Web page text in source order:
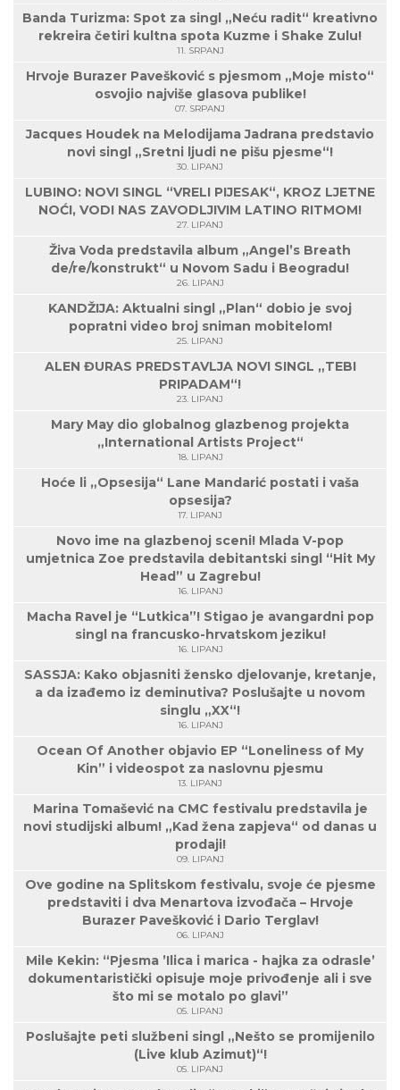
Banda Turizma: Spot za singl „Neću radit“ kreativno
rekreira četiri kultna spota Kuzme i Shake Zulu!
11. SRPANJ
Hrvoje Burazer Pavešković s pjesmom „Moje misto“
osvojio najviše glasova publike!
07. SRPANJ
Jacques Houdek na Melodijama Jadrana predstavio
novi singl „Sretni ljudi ne pišu pjesme“!
30. LIPANJ
LUBINO: NOVI SINGL “VRELI PIJESAK“, KROZ LJETNE
NOĆI, VODI NAS ZAVODLJIVIM LATINO RITMOM!
27. LIPANJ
Živa Voda predstavila album „Angel’s Breath
de/re/konstrukt“ u Novom Sadu i Beogradu!
26. LIPANJ
KANDŽIJA: Aktualni singl „Plan“ dobio je svoj
popratni video broj sniman mobitelom!
25. LIPANJ
ALEN ĐURAS PREDSTAVLJA NOVI SINGL „TEBI
PRIPADAM“!
23. LIPANJ
Mary May dio globalnog glazbenog projekta
„International Artists Project“
18. LIPANJ
Hoće li „Opsesija“ Lane Mandarić postati i vaša
opsesija?
17. LIPANJ
Novo ime na glazbenoj sceni! Mlada V-pop
umjetnica Zoe predstavila debitantski singl “Hit My
Head” u Zagrebu!
16. LIPANJ
Macha Ravel je “Lutkica”! Stigao je avangardni pop
singl na francusko-hrvatskom jeziku!
16. LIPANJ
SASSJA: Kako objasniti žensko djelovanje, kretanje,
a da izađemo iz deminutiva? Poslušajte u novom
singlu „XX“!
16. LIPANJ
Ocean Of Another objavio EP “Loneliness of My
Kin” i videospot za naslovnu pjesmu
13. LIPANJ
Marina Tomašević na CMC festivalu predstavila je
novi studijski album! „Kad žena zapjeva“ od danas u
prodaji!
09. LIPANJ
Ove godine na Splitskom festivalu, svoje će pjesme
predstaviti i dva Menartova izvođača – Hrvoje
Burazer Pavešković i Dario Terglav!
06. LIPANJ
Mile Kekin: “Pjesma ’Ilica i marica - hajka za odrasle’
dokumentaristički opisuje moje privođenje ali i sve
što mi se motalo po glavi”
05. LIPANJ
Poslušajte peti službeni singl „Nešto se promijenilo
(Live klub Azimut)“!
05. LIPANJ